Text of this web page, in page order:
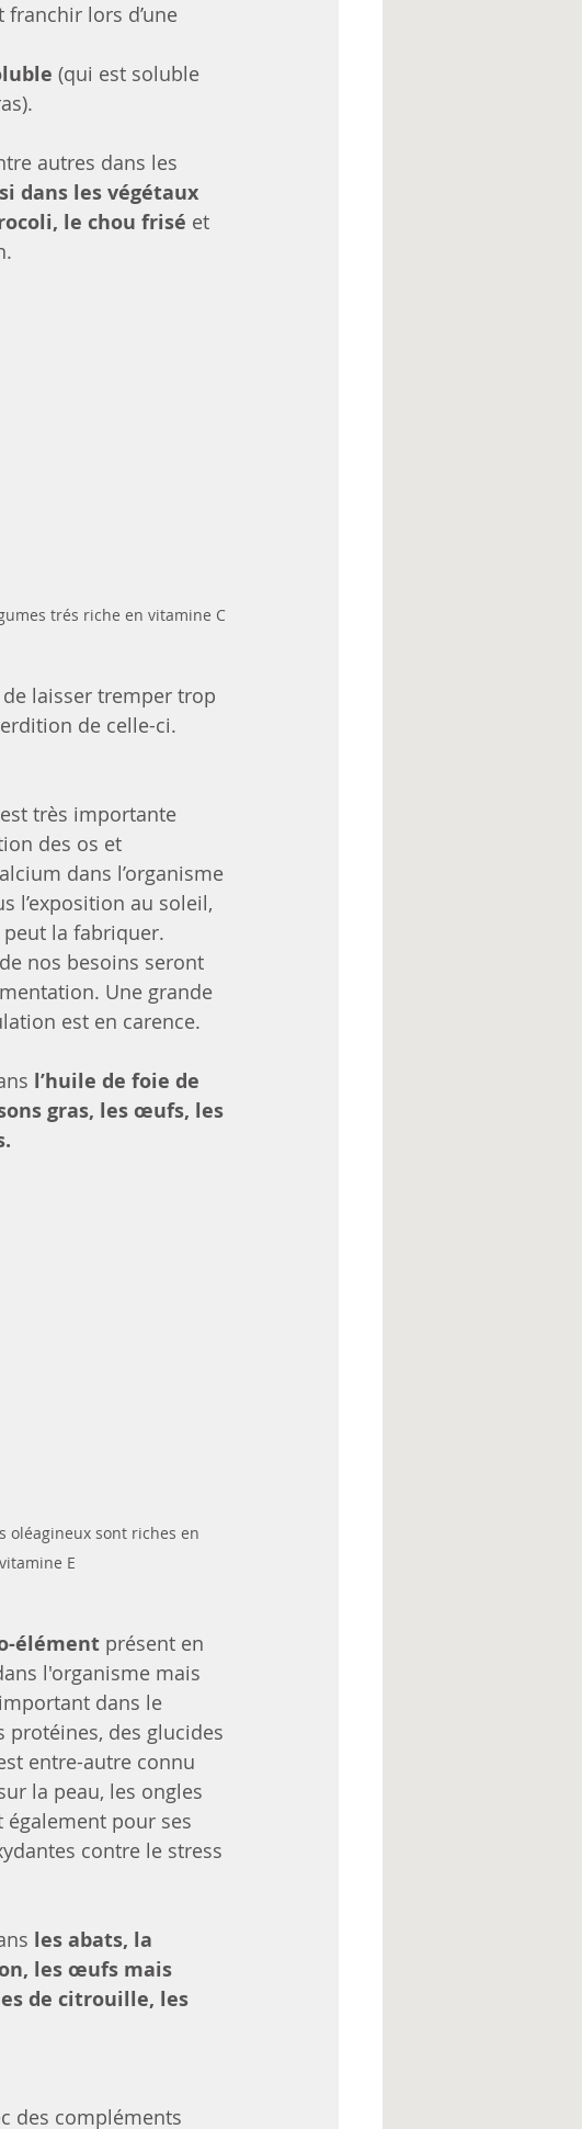
lors d’une
(qui est soluble
autres dans les
dans les végétaux
le chou frisé et
trés riche en vitamine C
laisser tremper trop
de celle-ci.
très importante
des os et
dans l’organisme
l’exposition au soleil,
la fabriquer.
nos besoins seront
Une grande
est en carence.
l’huile de foie de
gras, les œufs, les
oléagineux sont riches en
vitamine E
élément présent en
l'organisme mais
dans le
protéines, des glucides
entre-autre connu
la peau, les ongles
également pour ses
contre le stress
les abats, la
les œufs mais
de citrouille, les
des compléments